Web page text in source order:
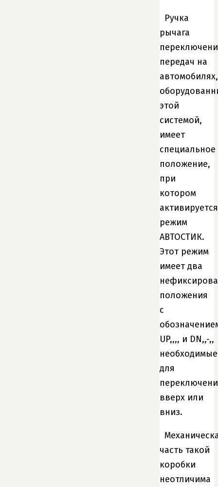
Ручка
рычага
передач на
автомобилях,
этой
системой,
имеет
специальное
положение,
при
котором
активируется
режим
АВТОСТИК.
Этот режим
имеет два
положения
с
UP,,,, и DN,,-,,
необходимые
для
вверх или
вниз.
часть такой
коробки
неотличима